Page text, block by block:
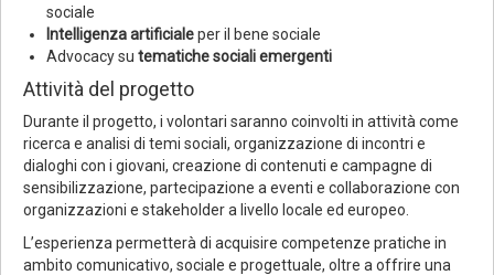
sociale
Intelligenza artificialeper il bene sociale
Advocacy su tematiche sociali emergenti
Attività del progetto
Durante il progetto, i volontari saranno coinvolti in attività come
ricerca e analisi di temi sociali, organizzazione di incontri e
dialoghi con i giovani, creazione di contenuti e campagne di
sensibilizzazione, partecipazione a eventi e collaborazione con
organizzazioni e stakeholder a livello locale ed europeo.
L’esperienza permetterà di acquisire competenze pratiche in
ambito comunicativo, sociale e progettuale, oltre a offrire una